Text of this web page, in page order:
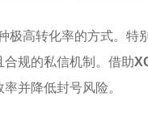
极高转化率的方式。特
规的私信机制。借助
并降低封号风险。